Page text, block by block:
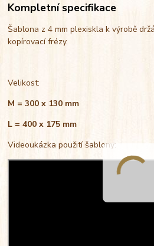
Kompletní specifikace
Šablona z 4 mm plexiskla k výrobě
kopírovací frézy.
Velikost:
M = 300 x 130 mm
L = 400 x 175 mm
Videoukázka použití šablony: